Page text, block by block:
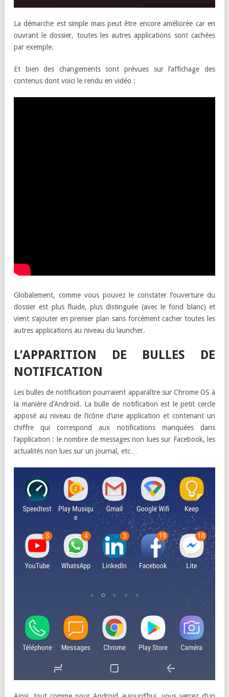
La démarche est simple mais peut être encore améliorée car en
ouvrant le dossier, toutes les autres applications sont cachées
par exemple.
Et bien des changements sont prévues sur l’affichage des
contenus dont voici le rendu en vidéo :
Globalement, comme vous pouvez le constater l’ouverture du
dossier est plus fluide, plus distinguée (avec le fond blanc) et
vient s’ajouter en premier plan sans forcément cacher toutes les
autres applications au niveau du launcher.
L’APPARITION DE BULLES DE
NOTIFICATION
Les bulles de notification pourraient apparaître sur Chrome OS à
la manière d’Android. La bulle de notification est le petit cercle
apposé au niveau de l’icône d’une application et contenant un
chiffre qui correspond aux notifications manquées dans
l’application : le nombre de messages non lues sur Facebook, les
actualités non lues sur un journal, etc…